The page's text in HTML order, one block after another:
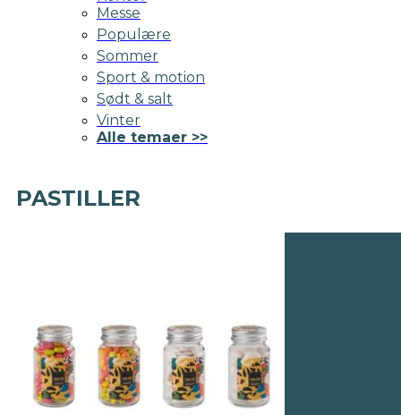
Messe
Populære
Sommer
Sport & motion
Sødt & salt
Vinter
Alle temaer >>
PASTILLER